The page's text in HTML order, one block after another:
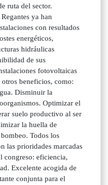
ruta del sector.
ya han
con resultados
energéticos,
hidráulicas
de sus
fotovoltaicas
otros beneficios, como:
Disminuir la
Optimizar el
suelo productivo al ser
la huella de
Todos los
las prioridades marcadas
congreso: eficiencia,
Excelente acogida de
conjunta para el